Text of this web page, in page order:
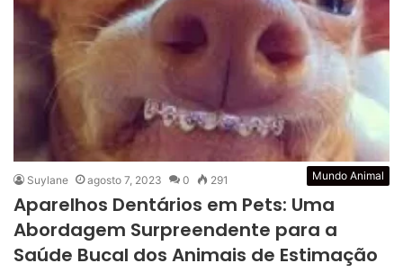
Mundo Animal
Suylane agosto 7, 2023 0 291
Aparelhos Dentários em Pets: Uma
Abordagem Surpreendente para a
Saúde Bucal dos Animais de Estimação